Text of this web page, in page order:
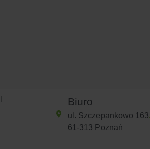
Biuro
ul. Szczepankowo 163
61-313 Poznań